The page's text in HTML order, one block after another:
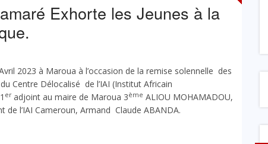
Exhorte les Jeunes à la
2023 à Maroua à l’occasion de la remise solennelle des
Centre Délocalisé de l’IAI (Institut Africain
eradjoint au maire de Maroua 3ème ALIOU MOHAMADOU,
l’IAI Cameroun, Armand Claude ABANDA.